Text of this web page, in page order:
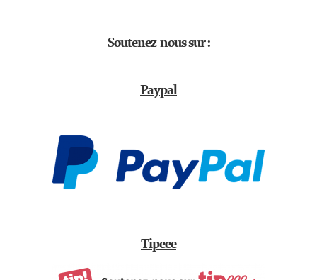
Soutenez-nous sur :
Paypal
Tipeee